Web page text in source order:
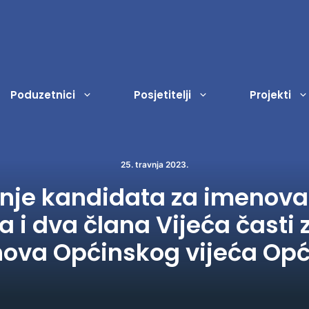
Registar dokumenata
Proračun
Isplate iz proračuna
Odgoj i obrazovanje
Dječji vrtić Lopoč
Zaštita i zbrinjavanje
Civilna zaštita
Poduzetnici
Zakup javnih površina
Posjetitelji
Ostala događanja
Projekti
25. travnja 2023.
kandidata za
i dva člana Vijeća časti
Općinskog vijeća